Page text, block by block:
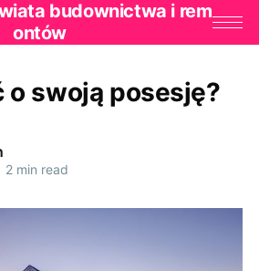
budownictwa i rem
ontów
o swoją posesję?
2 min read